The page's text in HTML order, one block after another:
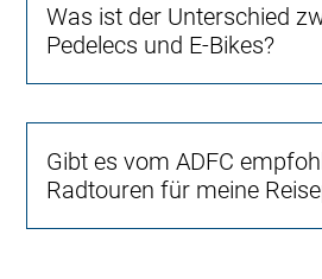
Was ist der Unterschied
Pedelecs und E-Bikes?
Gibt es vom ADFC
Radtouren für meine